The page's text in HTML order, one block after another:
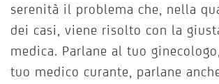
serenità il problema che, nella
dei casi, viene risolto con la
medica. Parlane al tuo
tuo medico curante, parlane